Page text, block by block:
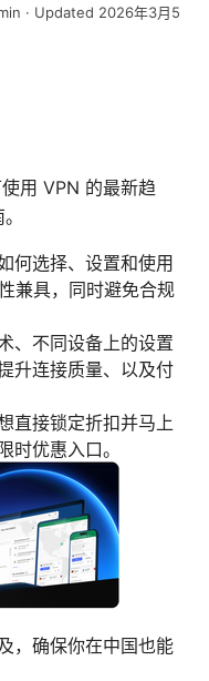
· Updated 2026年3月5
用 VPN 的最新趋
何选择、设置和使用
兼具，同时避免合规
、不同设备上的设置
升连接质量、以及付
直接锁定折扣并马上
时优惠入口。
，确保你在中国也能